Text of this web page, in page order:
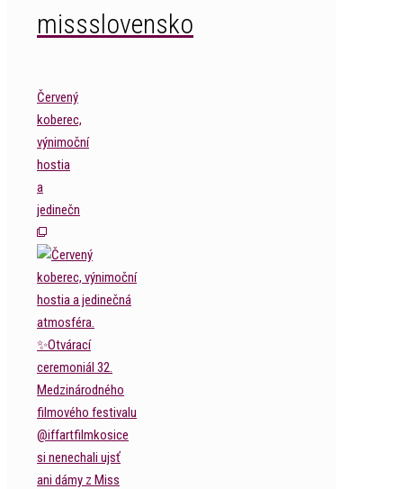
missslovensko
Červený
koberec,
výnimoční
hostia
a
jedinečn